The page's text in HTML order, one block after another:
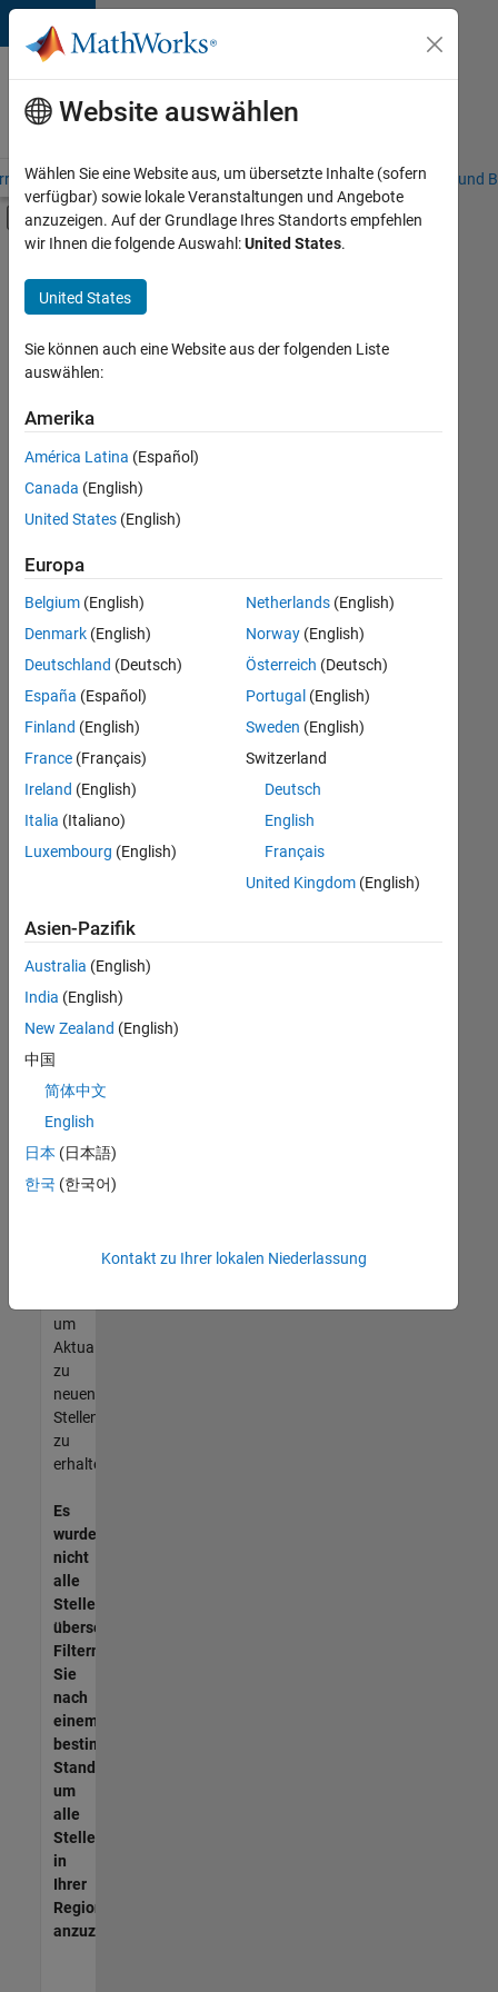
Weiter zum Inhalt
Karriere
bei
MathWorks
– Übersicht Stellensuche Niederlassungen Studierende und
Umschaltung für Off-Canvas-
Hauptinhalt
Praktika
Commercial Sales
Customer Support
Education Sales
Sales Operations
Marketing Communications
Marketing Services
Human Resources
+8
Derzeit
es
keine
offenen
Stellen,
Ihren
Suchkriterien
entsprechen.
können
die
Suchkriterien
weiter
fassen
oder
alle
Stellenangebote
anzeigen .
noch
keine
offenen
Stellen
können,
die
Ihren
entsprechen,
werden
unseres
um
Aktualisierungen
zu
neuen
Stellenangeboten
zu
erhalten.
Es
wurden
nicht
alle
Stellen
übersetzt.
Filtern
Sie
nach
einem
bestimmten
Standort,
um
alle
Stellenangebote
in
Ihrer
Region
anzuzeigen.
Website auswählen
Wählen Sie eine Website aus, um übersetzte Inhalte (sofern
verfügbar) sowie lokale Veranstaltungen und Angebote
anzuzeigen. Auf der Grundlage Ihres Standorts empfehlen
wir Ihnen die folgende Auswahl:United States.
United States
Sie können auch eine Website aus der folgenden Liste
auswählen:
Amerika
América Latina (Español)
Canada (English)
United States (English)
Europa
Belgium (English)
Denmark (English)
Deutschland (Deutsch)
España (Español)
Finland (English)
France (Français)
Ireland (English)
Italia (Italiano)
Luxembourg (English)
Netherlands(English)
Norway(English)
Österreich (Deutsch)
Portugal (English)
Sweden (English)
Switzerland
Deutsch
English
Français
United Kingdom(English)
Asien-Pazifik
Australia (English)
India (English)
New Zealand (English)
中国
简体中文
English
日本 (日本語)
한국 (한국어)
Kontakt zu Ihrer lokalen Niederlassung